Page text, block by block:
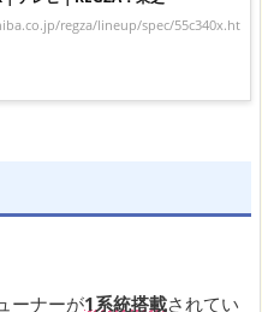
regza/lineup/spec/55c340x.ht
ーナーが1系統搭載されてい